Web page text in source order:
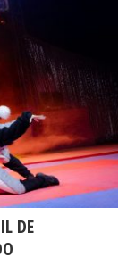
DE